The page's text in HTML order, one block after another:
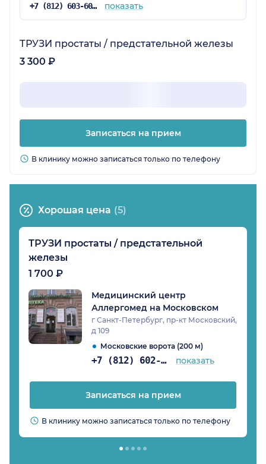
+7 (812) 603-60-42 показать
ТРУЗИ простаты / предстательной железы
3 300 ₽
Записаться на прием
В клинику можно записаться только по телефону
Хорошая цена (5)
ТРУЗИ простаты / предстательной
железы
1 700 ₽
Медицинский центр
Аллергомед на Московском
г Санкт-Петербург, пр-кт Московский,
д 109
Московские ворота (200 м)
+7 (812) 602-60-33 показать
Записаться на прием
В клинику можно записаться только по телефону